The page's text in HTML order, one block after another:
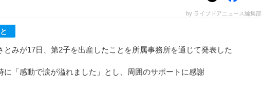
by ライブドアニュース編集部
とみが17日、第2子を出産したことを所属事務所を通じて発表した
に「感動で涙が溢れました」とし、周囲のサポートに感謝